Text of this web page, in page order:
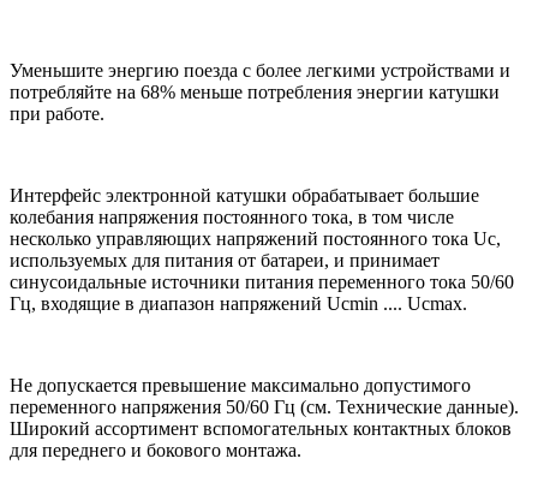
Уменьшите энергию поезда с более легкими устройствами и
потребляйте на 68% меньше потребления энергии катушки
при работе.
Интерфейс электронной катушки обрабатывает большие
колебания напряжения постоянного тока, в том числе
несколько управляющих напряжений постоянного тока Uc,
используемых для питания от батареи, и принимает
синусоидальные источники питания переменного тока 50/60
Гц, входящие в диапазон напряжений Ucmin .... Ucmax.
Не допускается превышение максимально допустимого
переменного напряжения 50/60 Гц (см. Технические данные).
Широкий ассортимент вспомогательных контактных блоков
для переднего и бокового монтажа.